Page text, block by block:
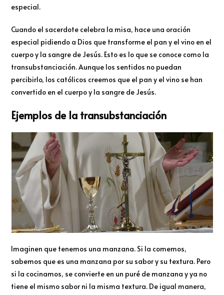
especial.
Cuando el sacerdote celebra la misa, hace una oración
especial pidiendo a Dios que transforme el pan y el vino en el
cuerpo y la sangre de Jesús. Esto es lo que se conoce como la
transubstanciación. Aunque los sentidos no puedan
percibirlo, los católicos creemos que el pan y el vino se han
convertido en el cuerpo y la sangre de Jesús.
Ejemplos de la transubstanciación
Imaginen que tenemos una manzana. Si la comemos,
sabemos que es una manzana por su sabor y su textura. Pero
si la cocinamos, se convierte en un puré de manzana y ya no
tiene el mismo sabor ni la misma textura. De igual manera,